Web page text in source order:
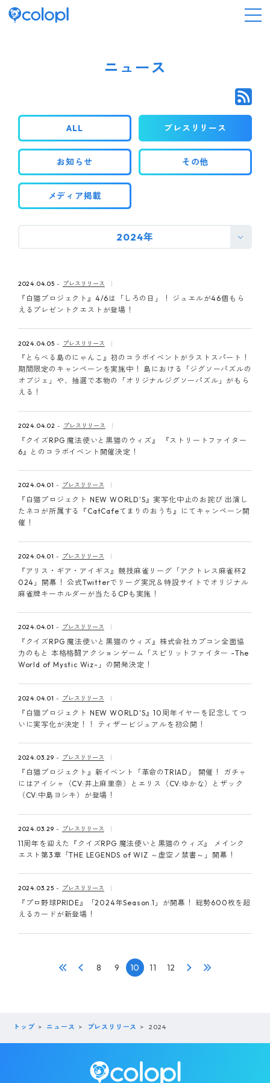
IR情報
採用情報
ピンマーク
ニュース
ALL プレスリリース
お知らせ その他
メディア掲載
2024年
2024.04.05 プレスリリース
『白猫プロジェクト』4/6は「しろの日」！ ジュエルが46個もら
えるプレゼントクエストが登場！
2024.04.05 プレスリリース
『とらべる島のにゃんこ』初のコラボイベントがラストスパート！
期間限定のキャンペーンを実施中！ 島における「ジグソーパズルの
オブジェ」や、抽選で本物の「オリジナルジグソーパズル」がもら
える！
2024.04.02 プレスリリース
『クイズRPG 魔法使いと黒猫のウィズ』 『ストリートファイター
6』とのコラボイベント開催決定！
2024.04.01 プレスリリース
『白猫プロジェクト NEW WORLD'S』実写化中止のお詫び 出演し
たネコが所属する『CatCafeてまりのおうち』にてキャンペーン開
催！
2024.04.01 プレスリリース
『アリス・ギア・アイギス』競技麻雀リーグ「アクトレス麻雀杯2
024」開幕！ 公式Twitterでリーグ実況＆特設サイトでオリジナル
麻雀牌キーホルダーが当たるCPも実施！
2024.04.01 プレスリリース
『クイズRPG 魔法使いと黒猫のウィズ』株式会社カプコン全面協
力のもと 本格格闘アクションゲーム「スピリットファイター -The
World of Mystic Wiz-」の開発決定！
2024.04.01 プレスリリース
『白猫プロジェクト NEW WORLD'S』10周年イヤーを記念してつ
いに実写化が決定！！ ティザービジュアルを初公開！
2024.03.29 プレスリリース
『白猫プロジェクト』新イベント「革命のTRIAD」 開催！ ガチャ
にはアイシャ（CV:井上麻里奈）とエリス（CV:ゆかな）とザック
（CV:中島ヨシキ）が登場！
2024.03.29 プレスリリース
11周年を迎えた『クイズRPG 魔法使いと黒猫のウィズ』 メインク
エスト第3章「THE LEGENDS of WIZ ～虚空ノ禁書～」開幕！
2024.03.25 プレスリリース
『プロ野球PRIDE』「2024年Season.1」が開幕！ 総勢600枚を超
えるカードが新登場！
8 9 10 11 12
トップ ニュース プレスリリース 2024